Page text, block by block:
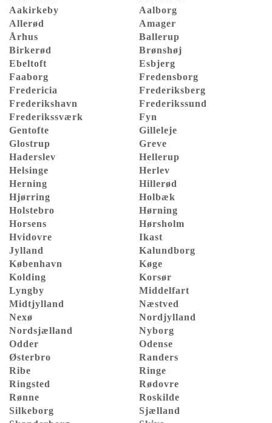
Aakirkeby
Aalborg
Allerød
Amager
Århus
Ballerup
Birkerød
Brønshøj
Ebeltoft
Esbjerg
Faaborg
Fredensborg
Fredericia
Frederiksberg
Frederikshavn
Frederikssund
Frederikssværk
Fyn
Gentofte
Gilleleje
Glostrup
Greve
Haderslev
Hellerup
Helsinge
Herlev
Herning
Hillerød
Hjørring
Holbæk
Holstebro
Hørning
Horsens
Hørsholm
Hvidovre
Ikast
Jylland
Kalundborg
København
Køge
Kolding
Korsør
Lyngby
Middelfart
Midtjylland
Næstved
Nexø
Nordjylland
Nordsjælland
Nyborg
Odder
Odense
Østerbro
Randers
Ribe
Ringe
Ringsted
Rødovre
Rønne
Roskilde
Silkeborg
Sjælland